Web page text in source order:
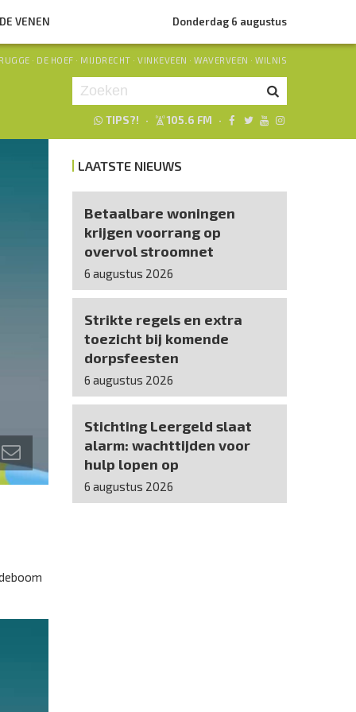
VENEN Donderdag 6 augustus
· DE HOEF · MIJDRECHT · VINKEVEEN · WAVERVEEN · WILNIS
TIPS?! · 105.6 FM ·
LAATSTE NIEUWS
Betaalbare woningen
krijgen voorrang op
overvol stroomnet
6 augustus 2026
Strikte regels en extra
toezicht bij komende
dorpsfeesten
6 augustus 2026
Stichting Leergeld slaat
alarm: wachttijden voor
hulp lopen op
6 augustus 2026